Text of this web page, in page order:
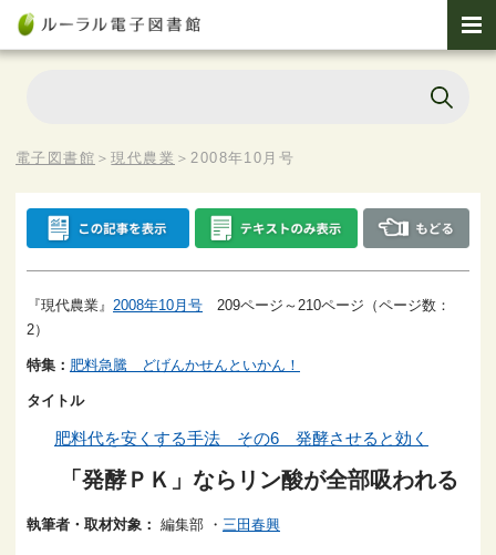
電子図書館 ＞現代農業 ＞2008年10月号
『現代農業』 2008年10月号 209ページ～210ページ（ページ数：
2）
特集： 肥料急騰 どげんかせんといかん！
タイトル
肥料代を安くする手法 その6 発酵させると効く
「発酵ＰＫ」ならリン酸が全部吸われる
執筆者・取材対象： 編集部 ・ 三田春興